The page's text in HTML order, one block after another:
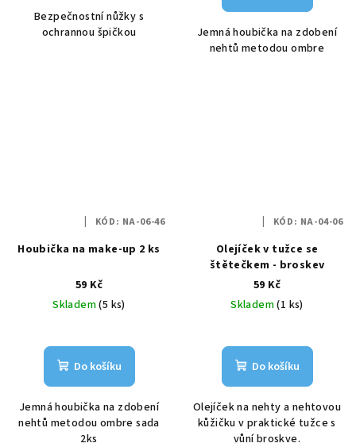
Bezpečnostní nůžky s
ochrannou špičkou
Jemná houbička na zdobení
nehtů metodou ombre
Houbička na make-up 2 ks
59 Kč
Skladem(5 ks)
Do košíku
Jemná houbička na zdobení
nehtů metodou ombre sada
2ks
KÓD: NA-06-46
Olejíček v tužce se
štětečkem - broskev
59 Kč
Skladem(1 ks)
Do košíku
Olejíček na nehty a nehtovou
kůžičku v praktické tužce s
vůní broskve.
KÓD: NA-04-06